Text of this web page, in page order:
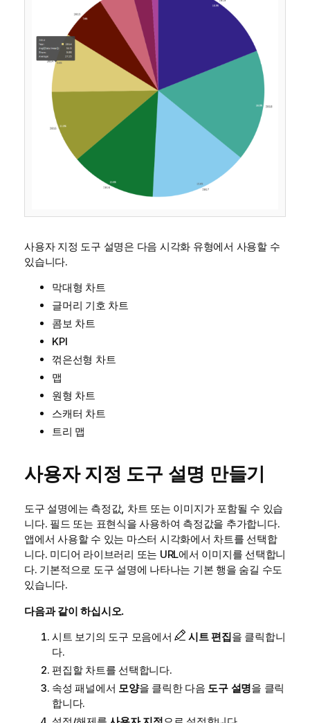
사용자 지정 도구 설명은 다음 시각화 유형에서 사용할 수
있습니다.
막대형 차트
글머리 기호 차트
콤보 차트
KPI
꺾은선형 차트
맵
원형 차트
스캐터 차트
트리 맵
사용자 지정 도구 설명 만들기
도구 설명에는 측정값, 차트 또는 이미지가 포함될 수 있습
니다. 필드 또는 표현식을 사용하여 측정값을 추가합니다.
앱에서 사용할 수 있는 마스터 시각화에서 차트를 선택합
니다. 미디어 라이브러리 또는 URL에서 이미지를 선택합니
다. 기본적으로 도구 설명에 나타나는 기본 행을 숨길 수도
있습니다.
다음과 같이 하십시오.
시트 보기의 도구 모음에서
시트 편집을 클릭합니
다.
편집할 차트를 선택합니다.
속성 패널에서 모양을 클릭한 다음 도구 설명을 클릭
합니다.